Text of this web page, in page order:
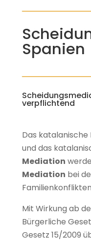
Spanien
verpflichtend
Das
und das
Mediation
Mediation bei
Mit Wirkung ab
Bürgerliche
Gesetz 15/2009